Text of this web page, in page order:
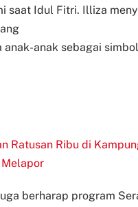
saat Idul Fitri. Illiza
anak-anak sebagai
Ratusan Ribu di
berharap program